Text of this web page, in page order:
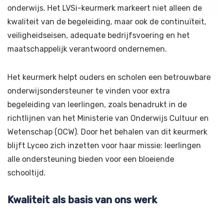
onderwijs. Het LVSi-keurmerk markeert niet alleen de
kwaliteit van de begeleiding, maar ook de continuïteit,
veiligheidseisen, adequate bedrijfsvoering en het
maatschappelijk verantwoord ondernemen.
Het keurmerk helpt ouders en scholen een betrouwbare
onderwijsondersteuner te vinden voor extra
begeleiding van leerlingen, zoals benadrukt in de
richtlijnen van het Ministerie van Onderwijs Cultuur en
Wetenschap (OCW). Door het behalen van dit keurmerk
blijft Lyceo zich inzetten voor haar missie: leerlingen
alle ondersteuning bieden voor een bloeiende
schooltijd.
Kwaliteit als basis van ons werk